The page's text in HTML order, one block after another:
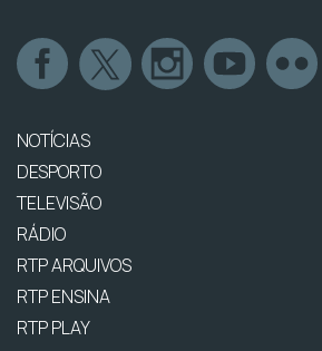
NOTÍCIAS
DESPORTO
TELEVISÃO
RÁDIO
RTP ARQUIVOS
RTP ENSINA
RTP PLAY